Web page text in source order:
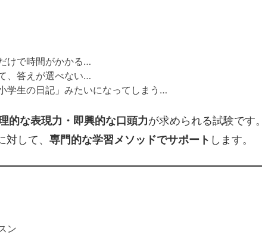
けで時間がかかる…
、答えが選べない…
学生の日記」みたいになってしまう…
的な表現力・即興的な口頭力が求められる試験です。
して、 専門的な学習メソッドでサポート します。
ン